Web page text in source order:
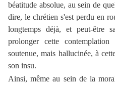
béatitude absolue, au sein de
dire, le chrétien s'est perdu en
longtemps déjà, et peut-être
prolonger cette contemplation
soutenue, mais hallucinée, à
son insu.
Ainsi, même au sein de la